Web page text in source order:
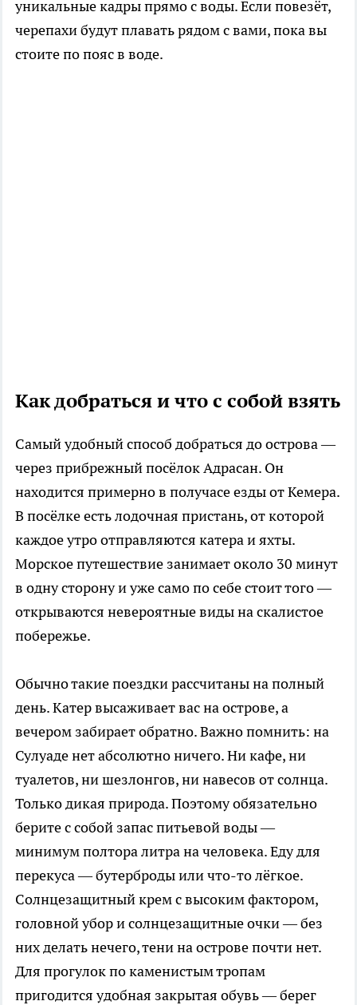
уникальные кадры прямо с воды. Если повезёт,
черепахи будут плавать рядом с вами, пока вы
стоите по пояс в воде.
Как добраться и что с собой взять
Самый удобный способ добраться до острова —
через прибрежный посёлок Адрасан. Он
находится примерно в получасе езды от Кемера.
В посёлке есть лодочная пристань, от которой
каждое утро отправляются катера и яхты.
Морское путешествие занимает около 30 минут
в одну сторону и уже само по себе стоит того —
открываются невероятные виды на скалистое
побережье.
Обычно такие поездки рассчитаны на полный
день. Катер высаживает вас на острове, а
вечером забирает обратно. Важно помнить: на
Сулуаде нет абсолютно ничего. Ни кафе, ни
туалетов, ни шезлонгов, ни навесов от солнца.
Только дикая природа. Поэтому обязательно
берите с собой запас питьевой воды —
минимум полтора литра на человека. Еду для
перекуса — бутерброды или что-то лёгкое.
Солнцезащитный крем с высоким фактором,
головной убор и солнцезащитные очки — без
них делать нечего, тени на острове почти нет.
Для прогулок по каменистым тропам
пригодится удобная закрытая обувь — берег